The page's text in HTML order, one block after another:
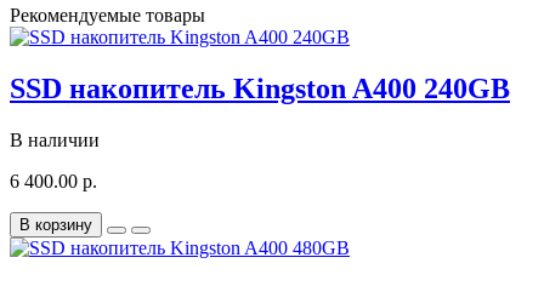
Рекомендуемые товары
SSD накопитель Kingston A400 240GB
В наличии
6 400.00 р.
В корзину